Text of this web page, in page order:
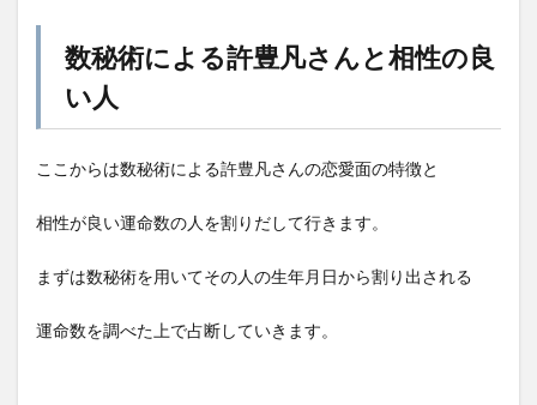
数秘術による許豊凡さんと相性の良
い人
ここからは数秘術による許豊凡さんの恋愛面の特徴と
相性が良い運命数の人を割りだして行きます。
まずは数秘術を用いてその人の生年月日から割り出される
運命数を調べた上で占断していきます。